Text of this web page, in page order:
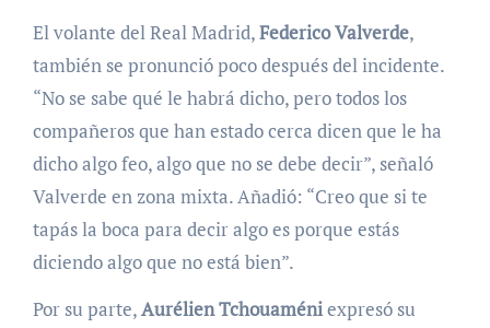
El volante del Real Madrid,Federico Valverde,
también se pronunció poco después del incidente.
“No se sabe qué le habrá dicho, pero todos los
compañeros que han estado cerca dicen que le ha
dicho algo feo, algo que no se debe decir”, señaló
Valverde en zona mixta. Añadió: “Creo que si te
tapás la boca para decir algo es porque estás
diciendo algo que no está bien”.
Por su parte,Aurélien Tchouaméniexpresó su